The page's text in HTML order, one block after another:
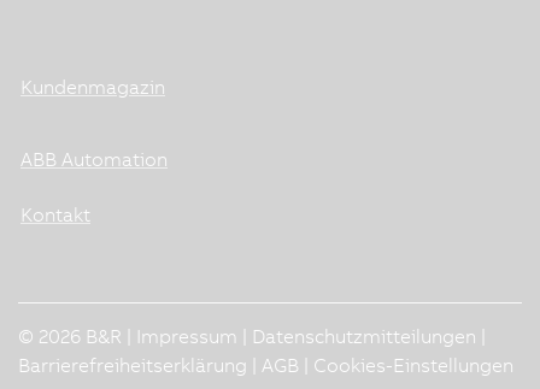
Kundenmagazin
ABB Automation
Kontakt
© 2026 B&R | Impressum Datenschutzmitteilungen
Barrierefreiheitserklärung
AGB Cookies-Einstellungen